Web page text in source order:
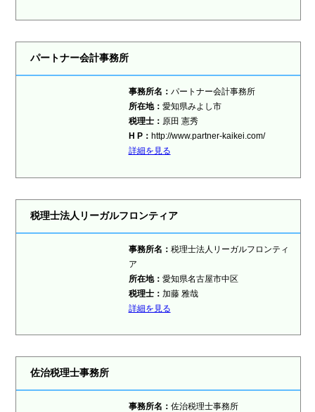
パートナー会計事務所
事務所名： パートナー会計事務所
所在地： 愛知県みよし市
税理士： 原田 憲秀
H P： http://www.partner-kaikei.com/
詳細を見る
税理士法人リーガルフロンティア
事務所名： 税理士法人リーガルフロンティ
ア
所在地： 愛知県名古屋市中区
税理士： 加藤 雅哉
詳細を見る
佐治税理士事務所
事務所名： 佐治税理士事務所